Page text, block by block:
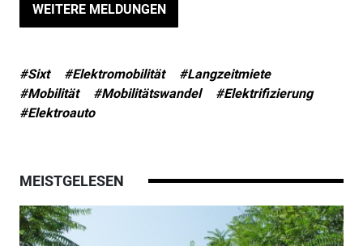
WEITERE MELDUNGEN
#Sixt #Elektromobilität
#Langzeitmiete
#Mobilität
#Mobilitätswandel
#Elektrifizierung
#Elektroauto
MEISTGELESEN